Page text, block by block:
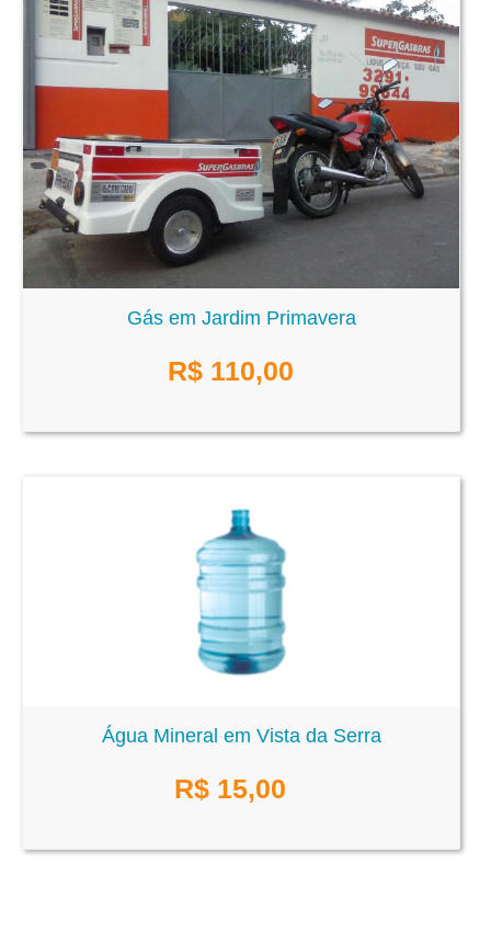
Gás em Jardim Primavera
R$ 110,00
Água Mineral em Vista da Serra
R$ 15,00